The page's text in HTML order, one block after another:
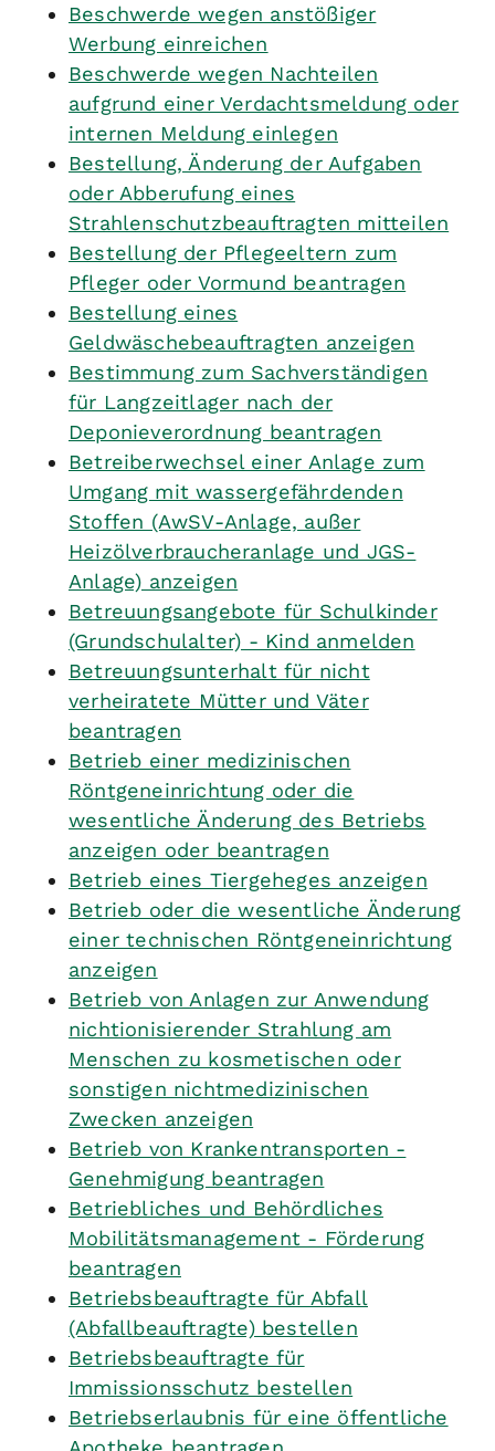
Beschwerde wegen anstößiger
Werbung einreichen
Beschwerde wegen Nachteilen
aufgrund einer Verdachtsmeldung oder
internen Meldung einlegen
Bestellung, Änderung der Aufgaben
oder Abberufung eines
Strahlenschutzbeauftragten mitteilen
Bestellung der Pflegeeltern zum
Pfleger oder Vormund beantragen
Bestellung eines
Geldwäschebeauftragten anzeigen
Bestimmung zum Sachverständigen
für Langzeitlager nach der
Deponieverordnung beantragen
Betreiberwechsel einer Anlage zum
Umgang mit wassergefährdenden
Stoffen (AwSV-Anlage, außer
Heizölverbraucheranlage und JGS-
Anlage) anzeigen
Betreuungsangebote für Schulkinder
(Grundschulalter) - Kind anmelden
Betreuungsunterhalt für nicht
verheiratete Mütter und Väter
beantragen
Betrieb einer medizinischen
Röntgeneinrichtung oder die
wesentliche Änderung des Betriebs
anzeigen oder beantragen
Betrieb eines Tiergeheges anzeigen
Betrieb oder die wesentliche Änderung
einer technischen Röntgeneinrichtung
anzeigen
Betrieb von Anlagen zur Anwendung
nichtionisierender Strahlung am
Menschen zu kosmetischen oder
sonstigen nichtmedizinischen
Zwecken anzeigen
Betrieb von Krankentransporten -
Genehmigung beantragen
Betriebliches und Behördliches
Mobilitätsmanagement - Förderung
beantragen
Betriebsbeauftragte für Abfall
(Abfallbeauftragte) bestellen
Betriebsbeauftragte für
Immissionsschutz bestellen
Betriebserlaubnis für eine öffentliche